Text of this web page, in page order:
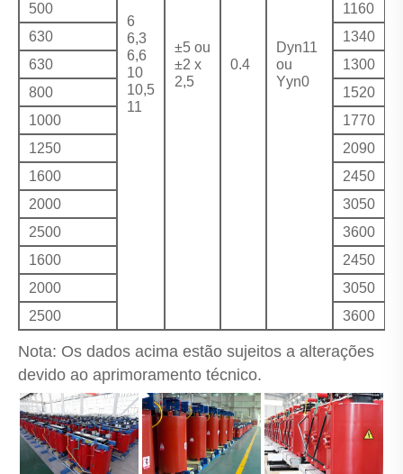
6
6,3
6,6
10
10,5
11
±5 ou
±2 x
2,5
0.4
Dyn11
ou
Yyn0
500
1160
630
1340
630
1300
800
1520
1000
1770
1250
2090
1600
2450
2000
3050
2500
3600
1600
2450
2000
3050
2500
3600
Nota: Os dados acima estão sujeitos a alterações
devido ao aprimoramento técnico.